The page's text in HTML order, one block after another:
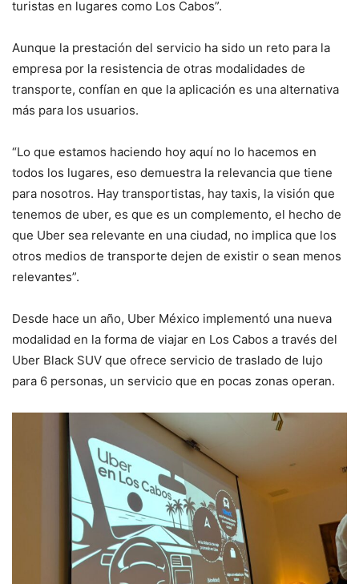
turistas en lugares como Los Cabos”.
Aunque la prestación del servicio ha sido un reto para la
empresa por la resistencia de otras modalidades de
transporte, confían en que la aplicación es una alternativa
más para los usuarios.
“Lo que estamos haciendo hoy aquí no lo hacemos en
todos los lugares, eso demuestra la relevancia que tiene
para nosotros. Hay transportistas, hay taxis, la visión que
tenemos de uber, es que es un complemento, el hecho de
que Uber sea relevante en una ciudad, no implica que los
otros medios de transporte dejen de existir o sean menos
relevantes”.
Desde hace un año, Uber México implementó una nueva
modalidad en la forma de viajar en Los Cabos a través del
Uber Black SUV que ofrece servicio de traslado de lujo
para 6 personas, un servicio que en pocas zonas operan.